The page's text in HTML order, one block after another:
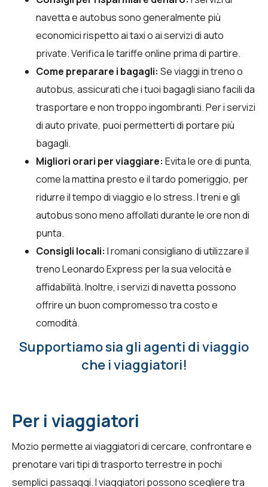
navetta e autobus sono generalmente più
economici rispetto ai taxi o ai servizi di auto
private. Verifica le tariffe online prima di partire.
Come preparare i bagagli: Se viaggi in treno o
autobus, assicurati che i tuoi bagagli siano facili da
trasportare e non troppo ingombranti. Per i servizi
di auto private, puoi permetterti di portare più
bagagli.
Migliori orari per viaggiare: Evita le ore di punta,
come la mattina presto e il tardo pomeriggio, per
ridurre il tempo di viaggio e lo stress. I treni e gli
autobus sono meno affollati durante le ore non di
punta.
Consigli locali: I romani consigliano di utilizzare il
treno Leonardo Express per la sua velocità e
affidabilità. Inoltre, i servizi di navetta possono
offrire un buon compromesso tra costo e
comodità.
Supportiamo sia gli agenti di viaggio
che i viaggiatori!
Per i viaggiatori
Mozio permette ai viaggiatori di cercare, confrontare e
prenotare vari tipi di trasporto terrestre in pochi
semplici passaggi. I viaggiatori possono scegliere tra